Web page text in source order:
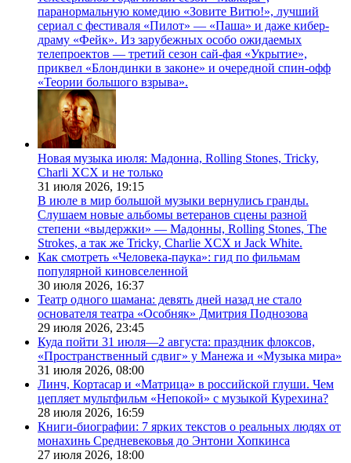
паранормальную комедию «Зовите Витю!», лучший
сериал с фестиваля «Пилот» — «Паша» и даже кибер-
драму «Фейк». Из зарубежных особо ожидаемых
телепроектов — третий сезон сай-фая «Укрытие»,
приквел «Блондинки в законе» и очередной спин-офф
«Теории большого взрыва».
Новая музыка июля: Мадонна, Rolling Stones, Tricky,
Charli XCX и не только
31 июля 2026, 19:15
В июле в мир большой музыки вернулись гранды.
Слушаем новые альбомы ветеранов сцены разной
степени «выдержки» — Мадонны, Rolling Stones, The
Strokes, а так же Tricky, Charlie XCX и Jack White.
Как смотреть «Человека-паука»: гид по фильмам
популярной киновселенной
30 июля 2026, 16:37
Театр одного шамана: девять дней назад не стало
основателя театра «Особняк» Дмитрия Поднозова
29 июля 2026, 23:45
Куда пойти 31 июля—2 августа: праздник флоксов,
«Пространственный сдвиг» у Манежа и «Музыка мира»
31 июля 2026, 08:00
Линч, Кортасар и «Матрица» в российской глуши. Чем
цепляет мультфильм «Непокой» с музыкой Курехина?
28 июля 2026, 16:59
Книги-биографии: 7 ярких текстов о реальных людях от
монахинь Средневековья до Энтони Хопкинса
27 июля 2026, 18:00